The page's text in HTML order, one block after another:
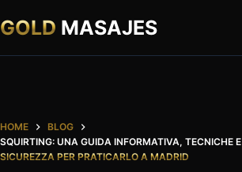
al
contenuto
GOLD MASAJES
HOME
BLOG
SQUIRTING: UNA GUIDA INFORMATIVA, TECNICHE E
SICUREZZA PER PRATICARLO A MADRID